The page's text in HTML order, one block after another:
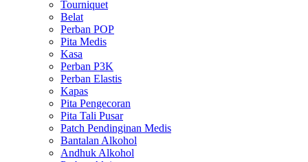
Tourniquet
Belat
Perban POP
Pita Medis
Kasa
Perban P3K
Perban Elastis
Kapas
Pita Pengecoran
Pita Tali Pusar
Patch Pendinginan Medis
Bantalan Alkohol
Andhuk Alkohol